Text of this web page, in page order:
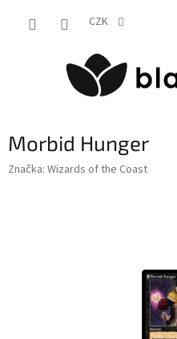
CZK
Morbid Hunger
Značka: Wizards of the Coast